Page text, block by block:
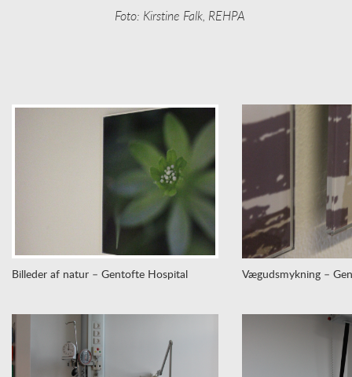
Foto: Kirstine Falk, REHPA
Billeder af natur – Gentofte Hospital Vægudsmykning –